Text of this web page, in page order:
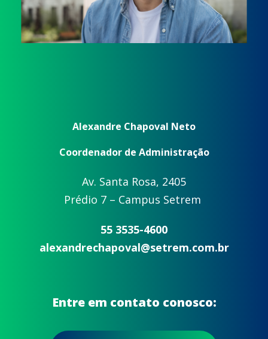
Alexandre Chapoval Neto
Coordenador de Administração
Av. Santa Rosa, 2405
Prédio 7 – Campus Setrem
55 3535-4600
alexandrechapoval@setrem.com.br
Entre em contato conosco: